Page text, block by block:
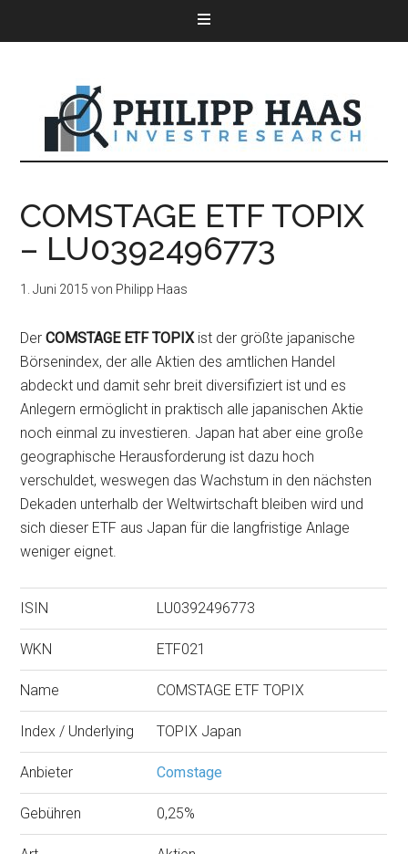
COMSTAGE ETF TOPIX
– LU0392496773
1. Juni 2015 von Philipp Haas
DerCOMSTAGE ETF TOPIXist der größte japanische
Börsenindex, der alle Aktien des amtlichen Handel
abdeckt und damit sehr breit diversifiziert ist und es
Anlegern ermöglicht in praktisch alle japanischen Aktie
noch einmal zu investieren. Japan hat aber eine große
geographische Herausforderung ist dazu hoch
verschuldet, weswegen das Wachstum in den nächsten
Dekaden unterhalb der Weltwirtschaft bleiben wird und
sich dieser ETF aus Japan für die langfristige Anlage
weniger eignet.
ISIN LU0392496773
WKN ETF021
Name COMSTAGE ETF TOPIX
Index / Underlying TOPIX Japan
Anbieter Comstage
Gebühren 0,25%